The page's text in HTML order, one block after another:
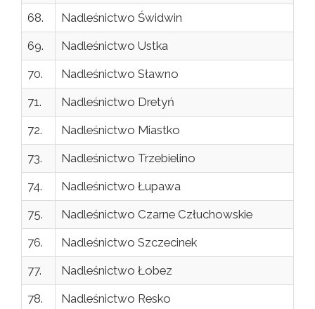
68.
Nadleśnictwo Świdwin
69.
Nadleśnictwo Ustka
70.
Nadleśnictwo Sławno
71.
Nadleśnictwo Dretyń
72.
Nadleśnictwo Miastko
73.
Nadleśnictwo Trzebielino
74.
Nadleśnictwo Łupawa
75.
Nadleśnictwo Czarne Człuchowskie
76.
Nadleśnictwo Szczecinek
77.
Nadleśnictwo Łobez
78.
Nadleśnictwo Resko